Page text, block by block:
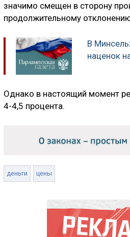
значимо смещен в сторону
продолжительному
В
наценок
Однако в настоящий момент
4-4,5 процента.
деньги цены